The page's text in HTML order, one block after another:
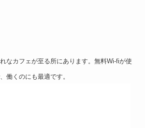
なカフェが至る所にあります。 無料Wi-fiが使
働くのにも最適です。